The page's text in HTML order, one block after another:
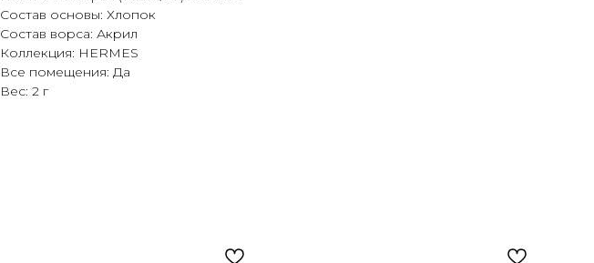
Состав основы: Хлопок
Состав ворса: Акрил
Коллекция: HERMES
Все помещения: Да
Вес: 2 г